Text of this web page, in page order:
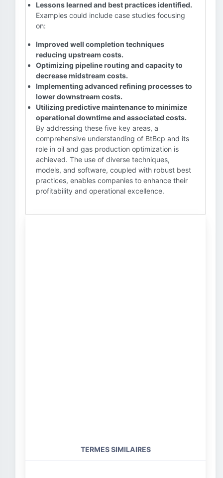
Lessons learned and best practices identified.
Examples could include case studies focusing
on:
Improved well completion techniques
reducing upstream costs.
Optimizing pipeline routing and capacity to
decrease midstream costs.
Implementing advanced refining processes to
lower downstream costs.
Utilizing predictive maintenance to minimize
operational downtime and associated costs.
By addressing these five key areas, a
comprehensive understanding of BtBcp and its
role in oil and gas production optimization is
achieved. The use of diverse techniques,
models, and software, coupled with robust best
practices, enables companies to enhance their
profitability and operational excellence.
TERMES SIMILAIRES